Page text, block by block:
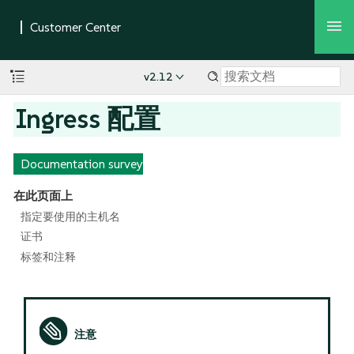
v2.12
Ingress 配置
Documentation survey
在此页面上
指定要使用的主机名
证书
标签和注释